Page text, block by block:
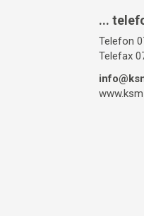
...
Telefon
Telefax